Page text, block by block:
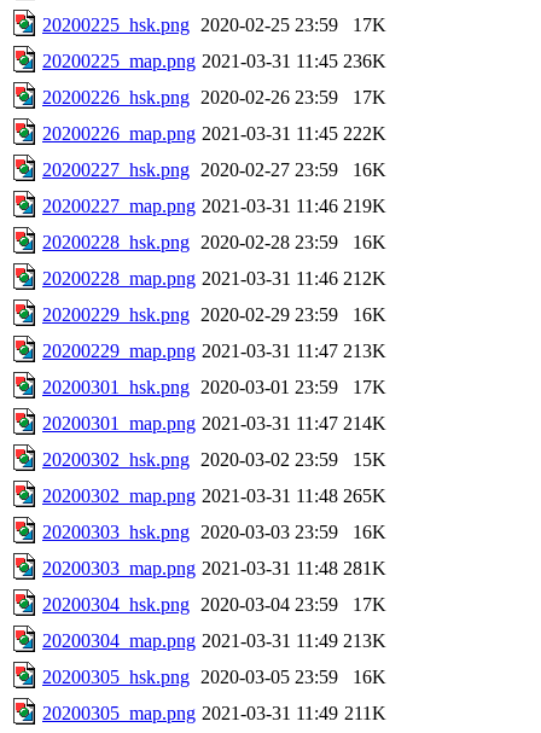
20200225_hsk.png 2020-02-25 23:59
17K
20200225_map.png 2021-03-31 11:45 236K
20200226_hsk.png 2020-02-26 23:59
17K
20200226_map.png 2021-03-31 11:45 222K
20200227_hsk.png 2020-02-27 23:59
16K
20200227_map.png 2021-03-31 11:46 219K
20200228_hsk.png 2020-02-28 23:59
16K
20200228_map.png 2021-03-31 11:46 212K
20200229_hsk.png 2020-02-29 23:59
16K
20200229_map.png 2021-03-31 11:47 213K
20200301_hsk.png 2020-03-01 23:59
17K
20200301_map.png 2021-03-31 11:47 214K
20200302_hsk.png 2020-03-02 23:59
15K
20200302_map.png 2021-03-31 11:48 265K
20200303_hsk.png 2020-03-03 23:59
16K
20200303_map.png 2021-03-31 11:48 281K
20200304_hsk.png 2020-03-04 23:59
17K
20200304_map.png 2021-03-31 11:49 213K
20200305_hsk.png 2020-03-05 23:59
16K
20200305_map.png 2021-03-31 11:49 211K